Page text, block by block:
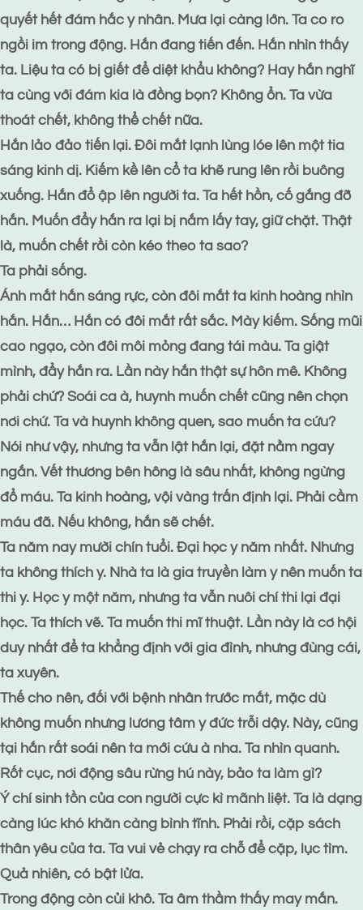
quyết hết đám hắc y nhân. Mưa lại càng lớn. Ta co ro
ngồi im trong động. Hắn đang tiến đến. Hắn nhìn thấy
ta. Liệu ta có bị giết để diệt khẩu không? Hay hắn nghĩ
ta cùng với đám kia là đồng bọn? Không ổn. Ta vừa
thoát chết, không thể chết nữa.
Hắn lảo đảo tiến lại. Đôi mắt lạnh lùng lóe lên một tia
sáng kinh dị. Kiếm kề lên cổ ta khẽ rung lên rồi buông
xuống. Hắn đổ ập lên người ta. Ta hết hồn, cố gắng đỡ
hắn. Muốn đẩy hắn ra lại bị nắm lấy tay, giữ chặt. Thật
là, muốn chết rồi còn kéo theo ta sao?
Ta phải sống.
Ánh mắt hắn sáng rực, còn đôi mắt ta kinh hoàng nhìn
hắn. Hắn… Hắn có đôi mắt rất sắc. Mày kiếm. Sống mũi
cao ngạo, còn đôi môi mỏng đang tái màu. Ta giật
mình, đẩy hắn ra. Lần này hắn thật sự hôn mê. Không
phải chứ? Soái ca à, huynh muốn chết cũng nên chọn
nơi chứ. Ta và huynh không quen, sao muốn ta cứu?
Nói như vậy, nhưng ta vẫn lật hắn lại, đặt nằm ngay
ngắn. Vết thương bên hông là sâu nhất, không ngừng
đổ máu. Ta kinh hoàng, vội vàng trấn định lại. Phải cầm
máu đã. Nếu không, hắn sẽ chết.
Ta năm nay mười chín tuổi. Đại học y năm nhất. Nhưng
ta không thích y. Nhà ta là gia truyền làm y nên muốn ta
thi y. Học y một năm, nhưng ta vẫn nuôi chí thi lại đại
học. Ta thích vẽ. Ta muốn thi mĩ thuật. Lần này là cơ hội
duy nhất để ta khẳng định với gia đình, nhưng đùng cái,
ta xuyên.
Thế cho nên, đối với bệnh nhân trước mắt, mặc dù
không muốn nhưng lương tâm y đức trỗi dậy. Này, cũng
tại hắn rất soái nên ta mới cứu à nha. Ta nhìn quanh.
Rốt cục, nơi động sâu rừng hú này, bảo ta làm gì?
Ý chí sinh tồn của con người cực kì mãnh liệt. Ta là dạng
càng lúc khó khăn càng bình tĩnh. Phải rồi, cặp sách
thân yêu của ta. Ta vui vẻ chạy ra chỗ để cặp, lục tìm.
Quả nhiên, có bật lửa.
Trong động còn củi khô. Ta âm thầm thấy may mắn.